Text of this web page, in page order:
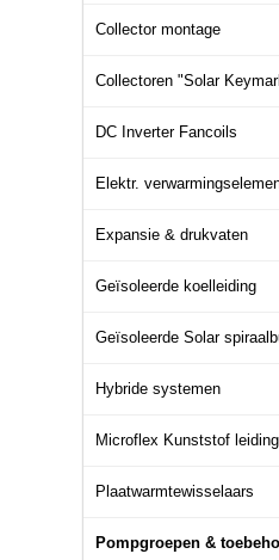
Collector montage
Collectoren "Solar
DC Inverter Fancoils
Elektr.
Expansie & drukvaten
Geïsoleerde koelleiding
Geïsoleerde Solar
Hybride systemen
Microflex Kunststof
Plaatwarmtewisselaars
Pompgroepen &